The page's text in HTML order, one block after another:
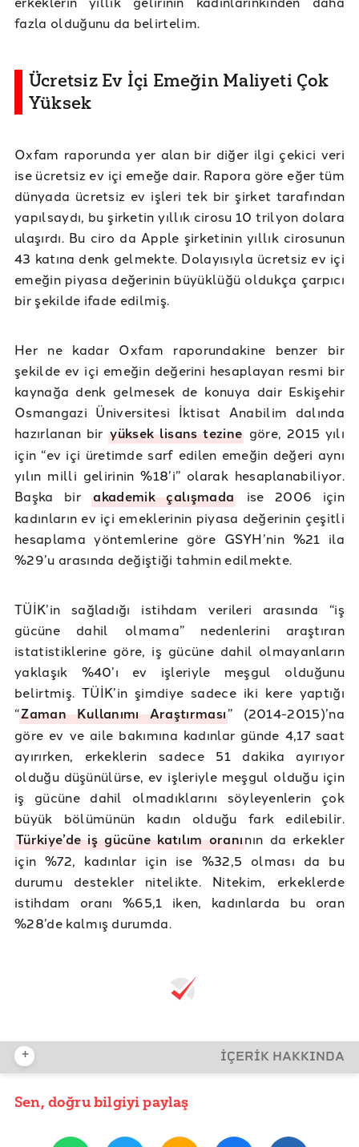
fazla olduğunu da belirtelim.
Ücretsiz Ev İçi Emeğin Maliyeti Çok
Yüksek
Oxfam raporunda yer alan bir diğer ilgi çekici veri
ise ücretsiz ev içi emeğe dair. Rapora göre eğer tüm
dünyada ücretsiz ev işleri tek bir şirket tarafından
yapılsaydı, bu şirketin yıllık cirosu 10 trilyon dolara
ulaşırdı. Bu ciro da Apple şirketinin yıllık cirosunun
43 katına denk gelmekte. Dolayısıyla ücretsiz ev içi
emeğin piyasa değerinin büyüklüğü oldukça çarpıcı
bir şekilde ifade edilmiş.
Her ne kadar Oxfam raporundakine benzer bir
şekilde ev içi emeğin değerini hesaplayan resmi bir
kaynağa denk gelmesek de konuya dair Eskişehir
Osmangazi Üniversitesi İktisat Anabilim dalında
hazırlanan biryüksek lisans tezine göre, 2015 yılı
için “ev içi üretimde sarf edilen emeğin değeri aynı
yılın milli gelirinin %18’i” olarak hesaplanabiliyor.
Başka birakademik çalışmada ise 2006 için
kadınların ev içi emeklerinin piyasa değerinin çeşitli
hesaplama yöntemlerine göre GSYH’nin %21 ila
%29’u arasında değiştiği tahmin edilmekte.
TÜİK’in sağladığı istihdam verileri arasında “iş
gücüne dahil olmama” nedenlerini araştıran
istatistiklerine göre, iş gücüne dahil olmayanların
yaklaşık %40’ı ev işleriyle meşgul olduğunu
belirtmiş. TÜİK’in şimdiye sadece iki kere yaptığı
“Zaman Kullanımı Araştırması” (2014-2015)’na
göre ev ve aile bakımına kadınlar günde 4,17 saat
ayırırken, erkeklerin sadece 51 dakika ayırıyor
olduğu düşünülürse, ev işleriyle meşgul olduğu için
iş gücüne dahil olmadıklarını söyleyenlerin çok
büyük bölümünün kadın olduğu fark edilebilir.
Türkiye’de iş gücüne katılım oranının da erkekler
için %72, kadınlar için ise %32,5 olması da bu
durumu destekler nitelikte. Nitekim, erkeklerde
istihdam oranı %65,1 iken, kadınlarda bu oran
%28’de kalmış durumda.
+ İÇERİK HAKKINDA
YAYIN TARİHİ
Sen, doğru bilgiyi paylaş